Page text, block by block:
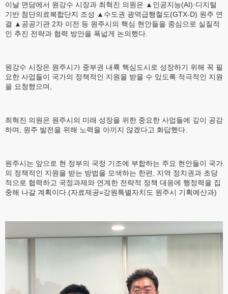
이날 면담에서 원강수 시장과 최혁진 의원은 ▲인공지능(AI)·디지털
기반 첨단의료복합단지 조성 ▲수도권 광역급행철도(GTX-D) 원주 연
결 ▲공공기관 2차 이전 등 원주시의 핵심 현안들을 중심으로 실질적
인 추진 전략과 협력 방안을 폭넓게 논의했다.
원강수 시장은 원주시가 중부권 내륙 핵심도시로 성장하기 위해 꼭 필
요한 사업들이 국가의 정책적인 지원을 받을 수 있도록 적극적인 지원
을 요청했으며,
최혁진 의원은 원주시의 미래 성장을 위한 중요한 사업들에 깊이 공감
하며, 원주 발전을 위해 노력을 아끼지 않겠다고 화답했다.
원주시는 앞으로 현 정부의 국정 기조에 부합하는 주요 현안들이 국가
의 정책적인 지원을 받는 방법을 모색하는 한편, 지역 정치권과 초당
적으로 협력하고 국정과제와 연계한 전략적 정책 대응에 행정력을 집
중해 나갈 계획이다.(자료제공=강원특별자치도 원주시 기획예산과)